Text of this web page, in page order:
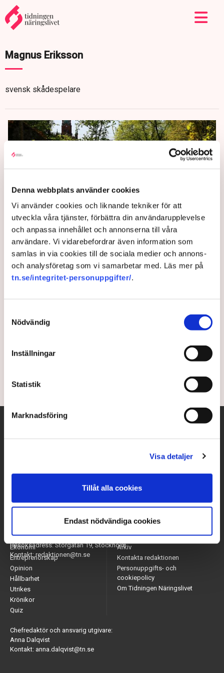
Denna webbplats använder cookies
Vi använder cookies och liknande tekniker för att
utveckla våra tjänster, förbättra din användarupplevelse
och anpassa innehållet och annonserna till våra
användare. Vi vidarebefordrar även information som
samlas in via cookies till de sociala medier och annons-
och analysföretag som vi samarbetar med. Läs mer på
tn.se/integritet-personuppgifter/.
Nödvändig
Inställningar
Statistik
Marknadsföring
Visa detaljer
Tillåt alla cookies
Endast nödvändiga cookies
Magnus Eriksson
svensk skådespelare
Trollhättan löser
kompetensbristen: ”Skapa
mötesplatser”
listan över lokala tillväxthinder. Trollhättan har hittat
ett arbetssätt som fungerar. ”Bli den myndighet du
själv skulle vilja möta”, säger Magnus Eriksson,
näringslivschef på Trollhättans stad.
Adress: Tidningen Näringslivet, 114 82 Stockholm
Besöksadress: Storgatan 19, Stockholm
Kontakt: redaktionen@tn.se
Näringsliv
Ekonomi
Entreprenörskap
Opinion
Hållbarhet
Utrikes
Krönikor
Quiz
Appar
Nyhetsbrev
Arkiv
Kontakta redaktionen
Personuppgifts- och
cookiepolicy
Om Tidningen Näringslivet
Chefredaktör och ansvarig utgivare:
Anna Dalqvist
Kontakt: anna.dalqvist@tn.se